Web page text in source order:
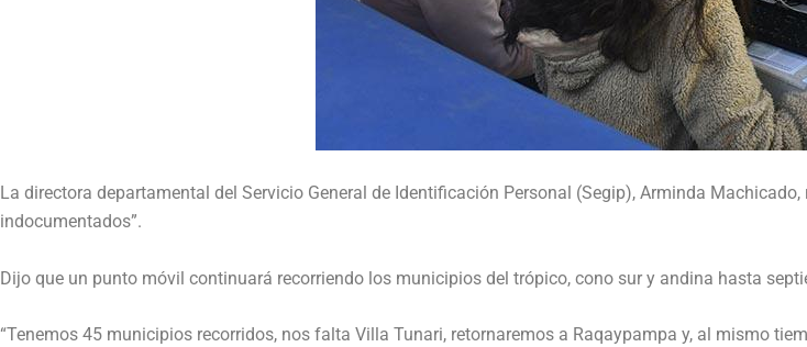
La directora departamental del Servicio General de Identificación Personal (Segip), Arminda
indocumentados”.
Dijo que un punto móvil continuará recorriendo los municipios del trópico, cono sur y andina hasta
“Tenemos 45 municipios recorridos, nos falta Villa Tunari, retornaremos a Raqaypampa y, al mismo